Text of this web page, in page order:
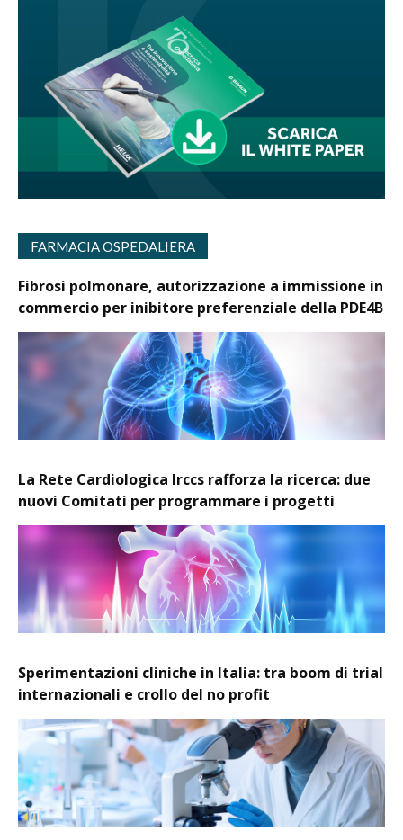
FARMACIA OSPEDALIERA
Fibrosi polmonare, autorizzazione a immissione in
commercio per inibitore preferenziale della PDE4B
La Rete Cardiologica Irccs rafforza la ricerca: due
nuovi Comitati per programmare i progetti
Sperimentazioni cliniche in Italia: tra boom di trial
internazionali e crollo del no profit